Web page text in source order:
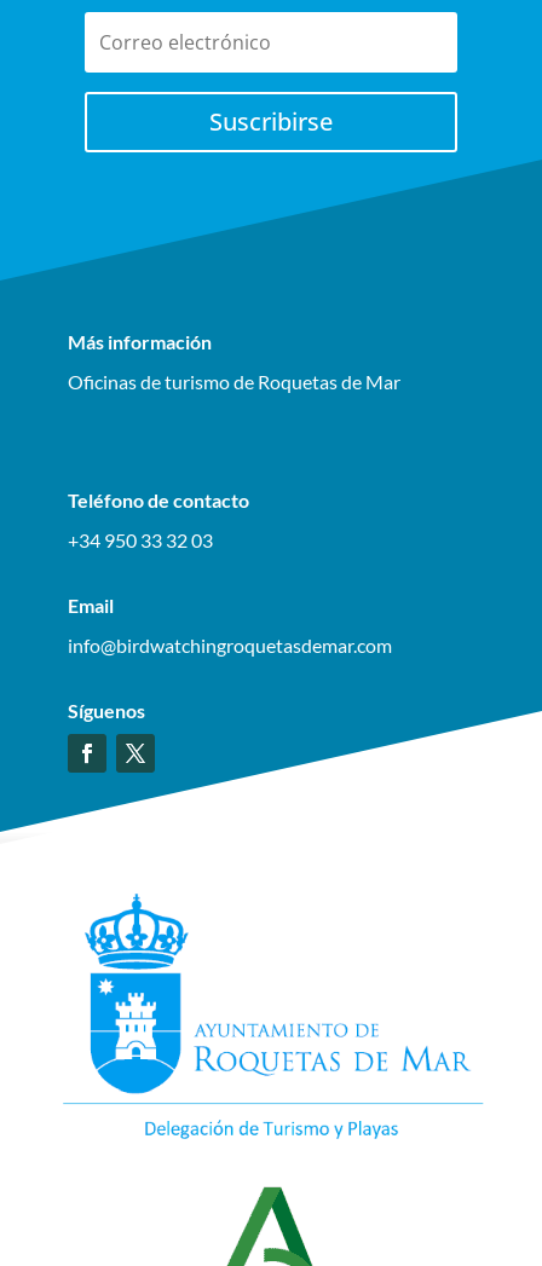
Suscribirse
Más información
Oficinas de turismo de Roquetas de Mar
Teléfono de contacto
+34 950 33 32 03
Email
info@birdwatchingroquetasdemar.com
Síguenos